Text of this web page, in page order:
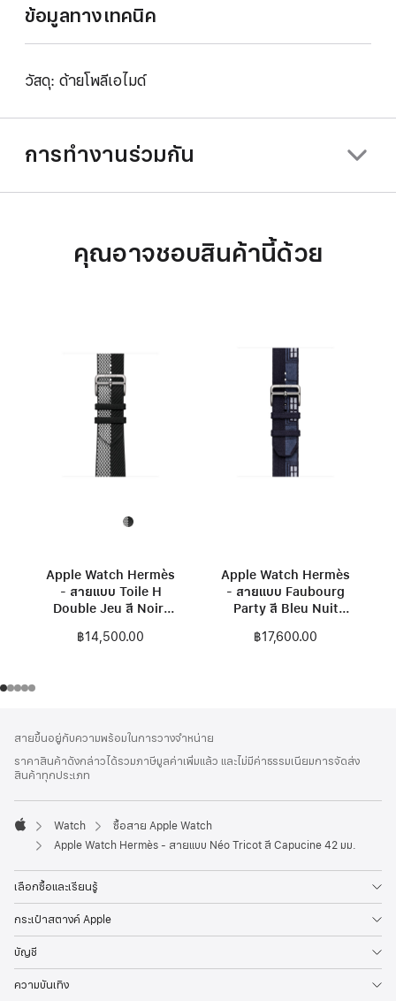
ข้อมูลทางเทคนิค
วัสดุ: ด้ายโพลีเอไมด์
การทำงานร่วมกัน
คุณอาจชอบสินค้านี้ด้วย
Apple Watch Hermès
- สายแบบ Toile H
Double Jeu สี Noir/
฿14,500.00
Apple Watch Hermès
- สายแบบ Faubourg
Party สี Bleu Nuit
฿17,600.00
ส่วน
ท้าย
กระดาษ
เชิงอรรถ
สายขึ้นอยู่กับความพร้อมในการวางจำหน่าย
ราคาสินค้าดังกล่าวได้รวมภาษีมูลค่าเพิ่มแล้ว และไม่มีค่าธรรมเนียมการจัดส่ง
สินค้าทุกประเภท
Apple
Watch
ซื้อสาย Apple Watch
Apple Watch Hermès - สายแบบ Néo Tricot สี Capucine 42 มม.
เลือกซื้อและเรียนรู้
กระเป๋าสตางค์ Apple
บัญชี
ความบันเทิง